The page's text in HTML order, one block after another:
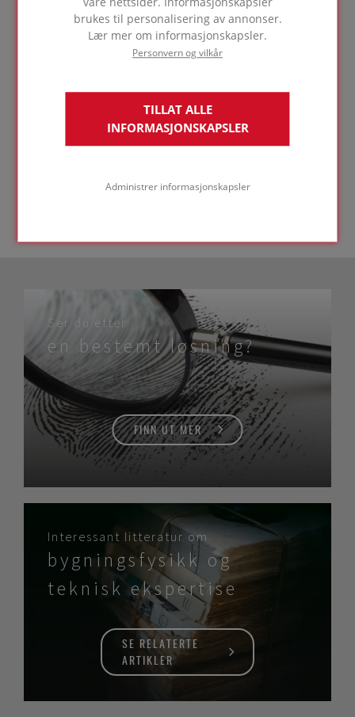
brukes til personalisering av annonser.
Lær mer om informasjonskapsler.
Personvern og vilkår
TILLAT ALLE
INFORMASJONSKAPSLER
Administrer informasjonskapsler
isolasjonsmaterialer kan brukes. Dette er ofte
tilfellet med flate terrassetak som er
tilgjengelige for offentligheten, som
for industrigulv som må bære en tung
belastning. Når byttet må gjøres fra FOAMGLAS®
S3 til FOAMGLAS® F, begge isolasjonsmaterialer
beregninger og anbefalinger av et
Ser du etter
en bestemt løsning?
FINN UT MER
Interessant litteratur om
bygningsfysikk og
teknisk ekspertise
SE RELATERTE
ARTIKLER